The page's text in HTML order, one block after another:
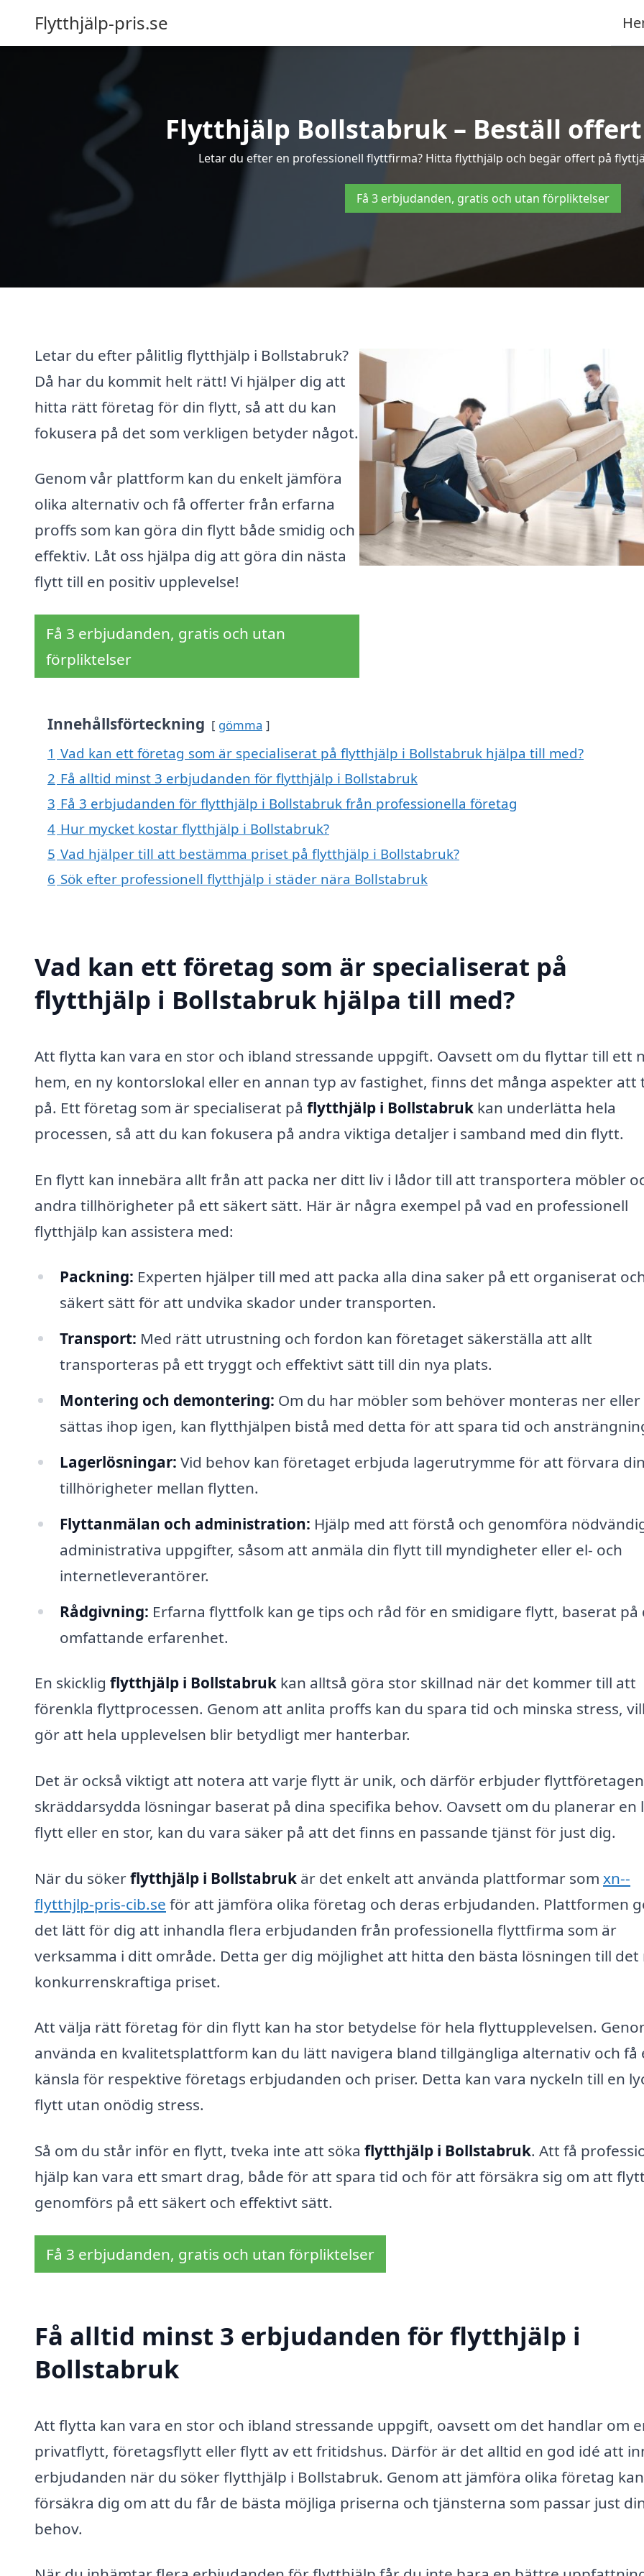
Flytthjälp-pris.se
Flytthjälp Bollstabruk – Beställ
Letar du efter en professionell flyttfirma? Hitta flytthjälp och begär offert på
Få 3 erbjudanden, gratis och utan förpliktelser
Letar du efter pålitlig flytthjälp i Bollstabruk?
Då har du kommit helt rätt! Vi hjälper dig att
hitta rätt företag för din flytt, så att du kan
fokusera på det som verkligen betyder något.
Genom vår plattform kan du enkelt jämföra
olika alternativ och få offerter från erfarna
proffs som kan göra din flytt både smidig och
effektiv. Låt oss hjälpa dig att göra din nästa
flytt till en positiv upplevelse!
Få 3 erbjudanden, gratis och utan
förpliktelser
Innehållsförteckning gömma
1 Vad kan ett företag som är specialiserat på flytthjälp i Bollstabruk hjälpa till med?
2 Få alltid minst 3 erbjudanden för flytthjälp i Bollstabruk
3 Få 3 erbjudanden för flytthjälp i Bollstabruk från professionella företag
4 Hur mycket kostar flytthjälp i Bollstabruk?
5 Vad hjälper till att bestämma priset på flytthjälp i Bollstabruk?
6 Sök efter professionell flytthjälp i städer nära Bollstabruk
Vad kan ett företag som är specialiserat på
flytthjälp i Bollstabruk hjälpa till med?
Att flytta kan vara en stor och ibland stressande uppgift. Oavsett om du flyttar till ett
hem, en ny kontorslokal eller en annan typ av fastighet, finns det många aspekter att
på. Ett företag som är specialiserat på flytthjälp i Bollstabruk kan underlätta hela
processen, så att du kan fokusera på andra viktiga detaljer i samband med din flytt.
En flytt kan innebära allt från att packa ner ditt liv i lådor till att transportera möbler
andra tillhörigheter på ett säkert sätt. Här är några exempel på vad en professionell
flytthjälp kan assistera med:
Packning: Experten hjälper till med att packa alla dina saker på ett organiserat
säkert sätt för att undvika skador under transporten.
Transport: Med rätt utrustning och fordon kan företaget säkerställa att allt
transporteras på ett tryggt och effektivt sätt till din nya plats.
Montering och demontering: Om du har möbler som behöver monteras ner eller
sättas ihop igen, kan flytthjälpen bistå med detta för att spara tid och
Lagerlösningar: Vid behov kan företaget erbjuda lagerutrymme för att förvara
tillhörigheter mellan flytten.
Flyttanmälan och administration: Hjälp med att förstå och genomföra
administrativa uppgifter, såsom att anmäla din flytt till myndigheter eller el- och
internetleverantörer.
Rådgivning: Erfarna flyttfolk kan ge tips och råd för en smidigare flytt, baserat på
omfattande erfarenhet.
En skicklig flytthjälp i Bollstabruk kan alltså göra stor skillnad när det kommer till att
förenkla flyttprocessen. Genom att anlita proffs kan du spara tid och minska stress,
gör att hela upplevelsen blir betydligt mer hanterbar.
Det är också viktigt att notera att varje flytt är unik, och därför erbjuder
skräddarsydda lösningar baserat på dina specifika behov. Oavsett om du planerar en
flytt eller en stor, kan du vara säker på att det finns en passande tjänst för just dig.
När du sökerflytthjälp i Bollstabruk är det enkelt att använda plattformar som xn--
flytthjlp-pris-cib.se för att jämföra olika företag och deras erbjudanden. Plattformen
det lätt för dig att inhandla flera erbjudanden från professionella flyttfirma som är
verksamma i ditt område. Detta ger dig möjlighet att hitta den bästa lösningen till det
konkurrenskraftiga priset.
Att välja rätt företag för din flytt kan ha stor betydelse för hela flyttupplevelsen.
använda en kvalitetsplattform kan du lätt navigera bland tillgängliga alternativ och få
känsla för respektive företags erbjudanden och priser. Detta kan vara nyckeln till en
flytt utan onödig stress.
Så om du står inför en flytt, tveka inte att söka flytthjälp i Bollstabruk. Att få
hjälp kan vara ett smart drag, både för att spara tid och för att försäkra sig om att
genomförs på ett säkert och effektivt sätt.
Få 3 erbjudanden, gratis och utan förpliktelser
Få alltid minst 3 erbjudanden för flytthjälp i
Bollstabruk
Att flytta kan vara en stor och ibland stressande uppgift, oavsett om det handlar om
privatflytt, företagsflytt eller flytt av ett fritidshus. Därför är det alltid en god idé att
erbjudanden när du söker flytthjälp i Bollstabruk. Genom att jämföra olika företag
försäkra dig om att du får de bästa möjliga priserna och tjänsterna som passar just
behov.